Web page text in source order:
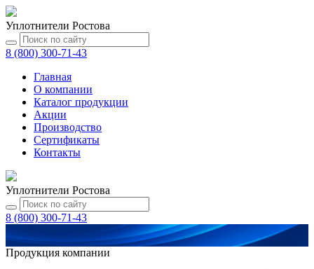
Уплотнители Ростова
8 (800) 300-71-43
Главная
О компании
Каталог продукции
Акции
Производство
Сертификаты
Контакты
Уплотнители Ростова
8 (800) 300-71-43
Продукция компании